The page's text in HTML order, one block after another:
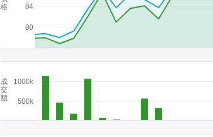
80
84
500k
1000k
格
成
交
額